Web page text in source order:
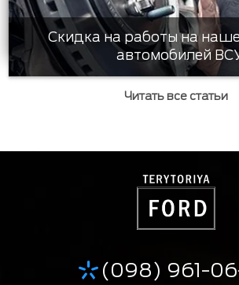
Скидка на работы на
автомобилей
Читать все статьи
(098) 961-